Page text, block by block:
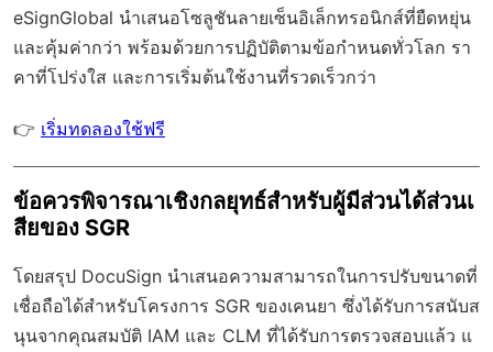
eSignGlobal นำเสนอโซลูชันลายเซ็นอิเล็กทรอนิกส์ที่ยืดหยุ่น
และคุ้มค่ากว่า พร้อมด้วยการปฏิบัติตามข้อกำหนดทั่วโลก รา
คาที่โปร่งใส และการเริ่มต้นใช้งานที่รวดเร็วกว่า
👉 เริ่มทดลองใช้ฟรี
ข้อควรพิจารณาเชิงกลยุทธ์สำหรับผู้มีส่วนได้ส่วนเ
สียของ SGR
โดยสรุป DocuSign นำเสนอความสามารถในการปรับขนาดที่
เชื่อถือได้สำหรับโครงการ SGR ของเคนยา ซึ่งได้รับการสนับส
นุนจากคุณสมบัติ IAM และ CLM ที่ได้รับการตรวจสอบแล้ว แ